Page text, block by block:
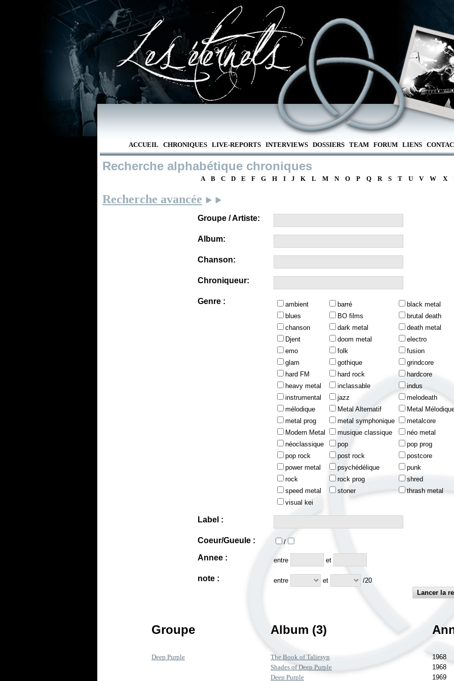
ACCUEIL CHRONIQUES LIVE-REPORTS INTERVIEWS DOSSIERS TEAM FORUM LIENS
Recherche alphabétique chroniques
A B C D E F G H I J K L M N O P Q R S T U V W X
Recherche avancée
Groupe / Artiste:
Album:
Chanson:
Chroniqueur:
Genre : ambient barré
black metal
blues
BO films
brutal death
chanson
dark metal
death metal
Djent
doom metal
electro
emo
folk
fusion
glam
gothique
grindcore
hard FM
hard rock
hardcore
heavy metal
inclassable
indus
instrumental
jazz
melodeath
mélodique
Metal Alternatif
Metal
metal prog
metal symphonique
metalcore
Modern Metal
musique classique
néo metal
néoclassique
pop
pop prog
pop rock
post rock
postcore
power metal
psychédélique
punk
rock
rock prog
shred
speed metal
stoner
thrash metal
visual kei
Label :
Coeur/Gueule : /
Annee : entre et
note : entre et /20
Groupe Album (3)
Deep Purple The Book of Taliesyn
1968
Shades of Deep Purple
1968
Deep Purple
1969